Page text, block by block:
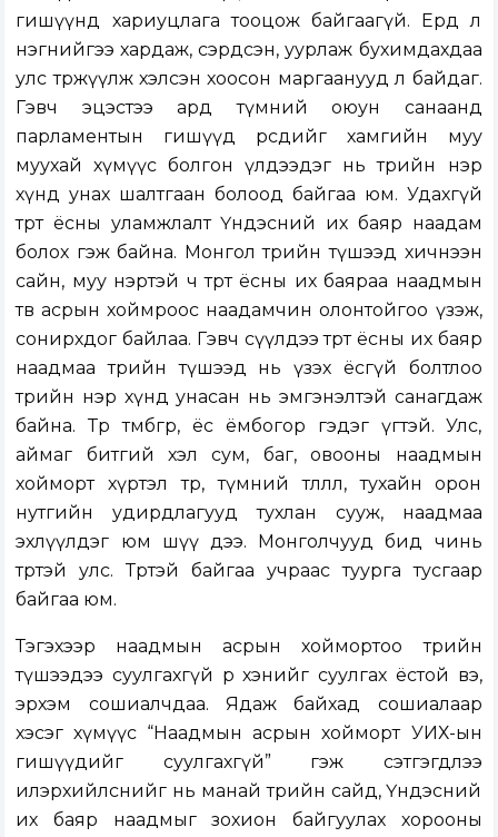
гишүүнд хариуцлага тооцож байгаагүй. Ердөө л
нэгнийгээ хардаж, сэрдсэн, уурлаж бухимдахдаа
улс төржүүлж хэлсэн хоосон маргаанууд л байдаг.
Гэвч эцэстээ ард түмний оюун санаанд
парламентын гишүүд өөрсдийгөө хамгийн муу
муухай хүмүүс болгон үлдээдэг нь төрийн нэр
хүнд унах шалтгаан болоод байгаа юм. Удахгүй
төрт ёсны уламжлалт Үндэсний их баяр наадам
болох гэж байна. Монгол төрийн түшээд хичнээн
сайн, муу нэртэй ч төрт ёсны их баяраа наадмын
төв асрын хоймроос наадамчин олонтойгоо үзэж,
сонирхдог байлаа. Гэвч сүүлдээ төрт ёсны их баяр
наадмаа төрийн түшээд нь үзэх ёсгүй болтлоо
төрийн нэр хүнд унасан нь эмгэнэлтэй санагдаж
байна. Төр төмбөгөр, ёс ёмбогор гэдэг үгтэй. Улс,
аймаг битгий хэл сум, баг, овооны наадмын
хойморт хүртэл төр, түмний төлөөлөл, тухайн орон
нутгийн удирдлагууд тухлан сууж, наадмаа
эхлүүлдэг юм шүү дээ. Монголчууд бид чинь
төртэй улс. Төртэй байгаа учраас туурга тусгаар
байгаа юм.
Тэгэхээр наадмын асрын хоймортоо төрийн
түшээдээ суулгахгүй өөр хэнийг суулгах ёстой вэ,
эрхэм сошиалчдаа. Ядаж байхад сошиалаар
хэсэг хүмүүс “Наадмын асрын хойморт УИХ-ын
гишүүдийг суулгахгүй” гэж сэтгэгдлээ
илэрхийлснийг нь манай төрийн сайд, Үндэсний
их баяр наадмыг зохион байгуулах хорооны